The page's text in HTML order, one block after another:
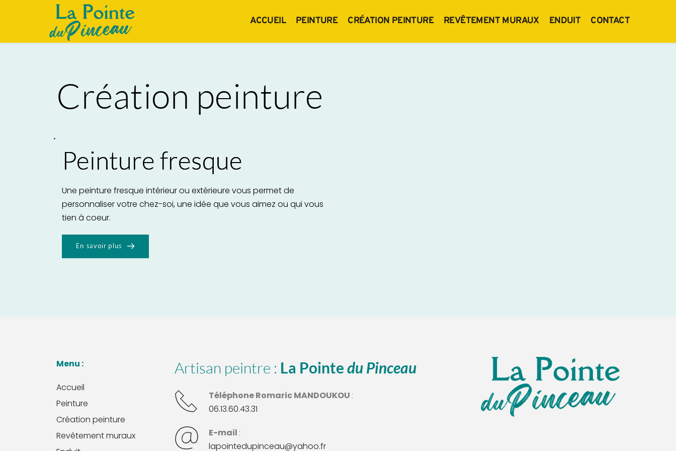
ACCUEIL PEINTURE CRÉATION PEINTURE REVÊTEMENT MURAUX ENDUIT CONTACT
Création peinture
Peinture fresque
Une peinture fresque intérieur ou extérieure vous permet de
personnaliser votre chez-soi, une idée que vous aimez ou qui vous
tien à coeur.
En savoir plus
Menu :
Accueil
Peinture
Création peinture
Revêtement muraux
Artisan peintre : La Pointe du Pinceau
Téléphone Romaric MANDOUKOU :
06.13.60.43.31
E-mail :
lapointedupinceau@yahoo.fr